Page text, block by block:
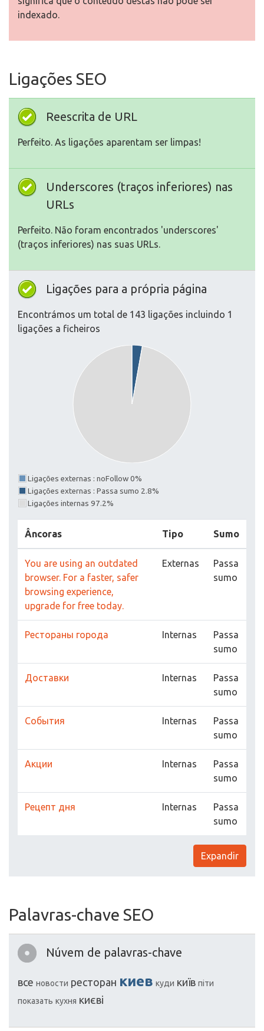
indexado.
Ligações SEO
Reescrita de URL
Perfeito. As ligações aparentam ser limpas!
Underscores (traços inferiores) nas
URLs
Perfeito. Não foram encontrados 'underscores'
(traços inferiores) nas suas URLs.
Ligações para a própria página
Encontrámos um total de 143 ligações incluindo 1
ligações a ficheiros
Ligações externas : noFollow 0%
Ligações externas : Passa sumo 2.8%
Ligações internas 97.2%
Âncoras Tipo Sumo
You are using an outdated
browser. For a faster, safer
browsing experience,
upgrade for free today.
Externas
Passa
sumo
Рестораны города Internas
Passa
sumo
Доставки Internas
Passa
sumo
События Internas
Passa
sumo
Акции Internas
Passa
sumo
Рецепт дня Internas
Passa
sumo
Expandir
Palavras-chave SEO
Núvem de palavras-chave
все новости ресторан киев куди київ піти
показать кухня києві